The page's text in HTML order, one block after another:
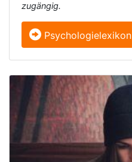
zugängig.
Psychologielexikon